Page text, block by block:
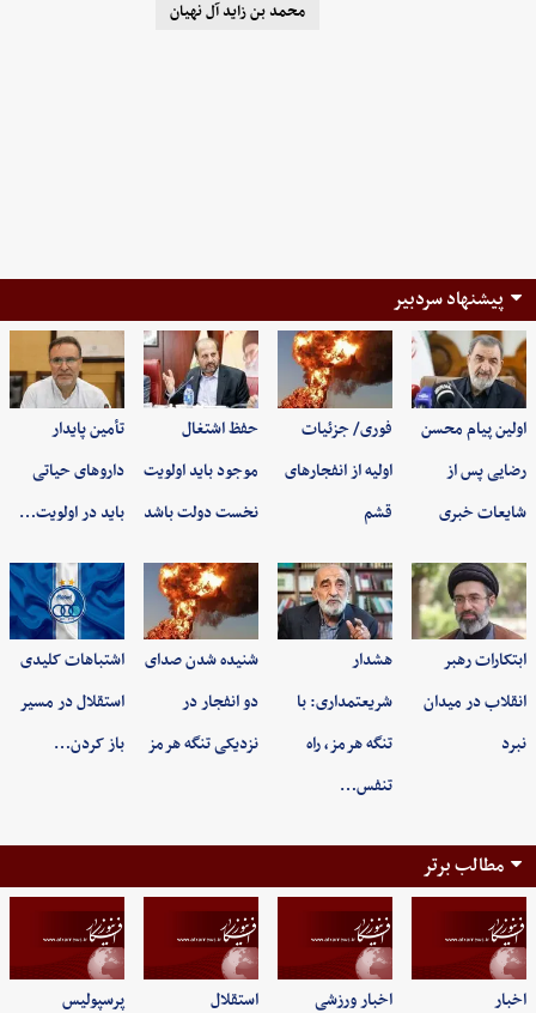
محمد بن زاید آل نهیان
پیشنهاد سردبیر
اولین پیام محسن
رضایی پس از
شایعات خبری
فوری/ جزئیات
اولیه از انفجارهای
قشم
حفظ اشتغال
موجود باید اولویت
نخست دولت باشد
تأمین پایدار
داروهای حیاتی
باید در اولویت…
ابتکارات رهبر
انقلاب در میدان
نبرد
هشدار
شریعتمداری: با
تنگه هرمز، راه
تنفس…
شنیده شدن صدای
دو انفجار در
نزدیکی تنگه هرمز
اشتباهات کلیدی
استقلال در مسیر
باز کردن…
مطالب برتر
اخبار اخبار ورزشی استقلال پرسپولیس